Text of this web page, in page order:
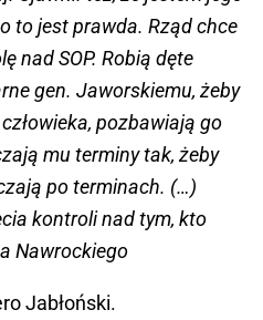
to jest prawda. Rząd chce
nad SOP. Robią dęte
gen. Jaworskiemu, żeby
pozbawiają go
mu terminy tak, żeby
po terminach. (…)
kontroli nad tym, kto
Nawrockiego
Jabłoński.